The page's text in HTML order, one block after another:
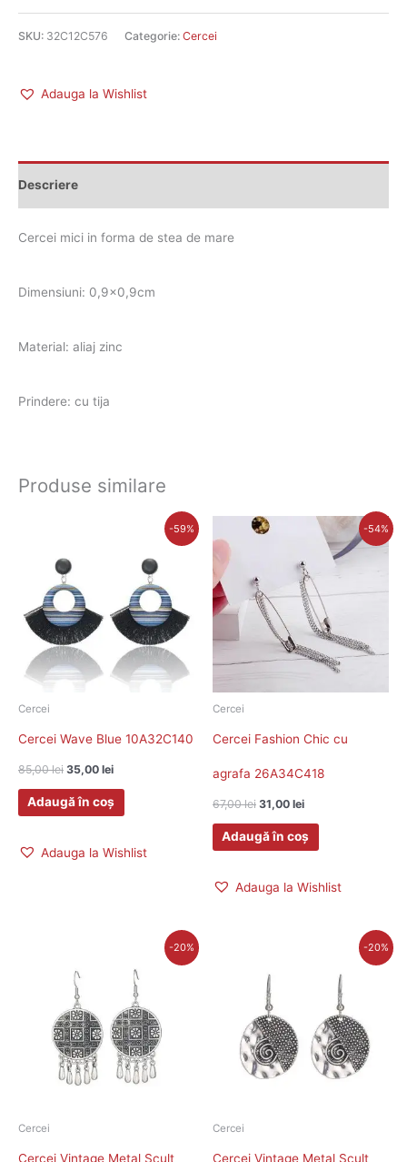
SKU: 32C12C576 Categorie: Cercei
Adauga la Wishlist
Descriere
Cercei mici in forma de stea de mare
Dimensiuni: 0,9×0,9cm
Material: aliaj zinc
Prindere: cu tija
Produse similare
-59%
Cercei
Cercei Wave Blue 10A32C140
85,00lei
fost:
85,00 lei.
35,00 lei
35,00 lei.
Adaugă în coș
Adauga la Wishlist
-54%
Cercei
Cercei Fashion Chic cu
agrafa 26A34C418
67,00lei
Prețul
inițial
67,00 lei.
31,00 lei
Prețul
curent
este:
31,00 lei.
Adaugă în coș
Adauga la Wishlist
-20%
Cercei
Cercei Vintage Metal Scult
fost:
35,00 lei.
este:
28,00 lei.
-20%
Cercei
Cercei Vintage Metal Scult
fost:
35,00 lei.
28,00 lei.